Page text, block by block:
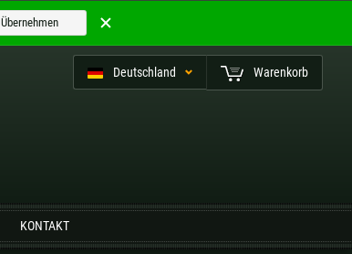
Deutschland Warenkorb
KONTAKT
Übernehmen